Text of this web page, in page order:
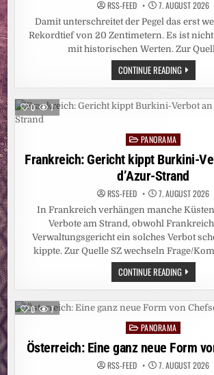
RSS-FEED 7. AUGUST 2026
Damit unterschreitet der Pegel das erst
Rekordtief von 20 Zentimetern. Es ist
mit historischen Werten. Zur
CONTINUE READINGHITZEWELLE:
RHEIN-
PEGEL
SINKT
0 7
Posted
in
PANORAMA
Frankreich: Gericht kippt Burkini-
d’Azur-Strand
RSS-FEED 7. AUGUST 2026
In Frankreich verhängen manche
Verbote am Strand, obwohl
Verwaltungsgericht ein solches Verbot
kippte. Zur Quelle SZ wechseln Frage/
CONTINUE READING
GERICHT
KIPPT
BURKINI-
VERBOT
STRAND
0 7
PostedPANORAMA
Österreich: Eine ganz neue Form
RSS-FEED 7. AUGUST 2026